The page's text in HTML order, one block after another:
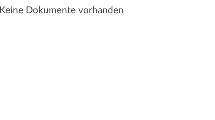
Keine Dokumente vorhanden